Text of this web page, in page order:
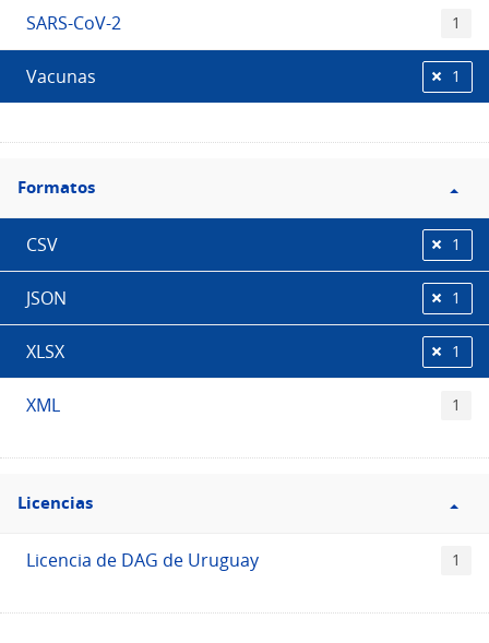
SARS-CoV-2 1
Vacunas 1
Filtro
Formatos
Formatos
CSV 1
JSON 1
XLSX 1
XML 1
Filtro
Licencias
Licencias
Licencia de DAG de Uruguay 1